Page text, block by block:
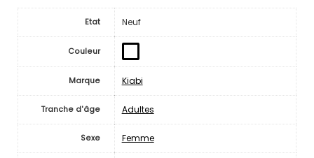
Etat Neuf
Couleur
Marque Kiabi
Tranche d'âge Adultes
Sexe Femme